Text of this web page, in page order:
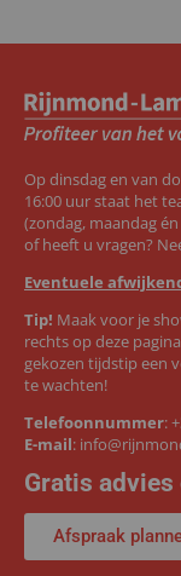
Op dinsdag en van
16:00 uur staat het
(zondag, maandag
of heeft u vragen?
Eventuele
Tip! Maak voor je
rechts op deze
gekozen tijdstip een
te wachten!
Telefoonnummer:
E-mail:
Gratis advies
Afspraak